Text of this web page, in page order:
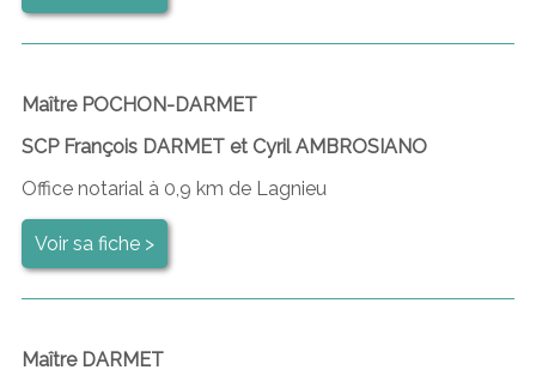
Maître POCHON-DARMET
SCP François DARMET et Cyril AMBROSIANO
Office notarial à 0,9 km de Lagnieu
Voir sa fiche >
Maître DARMET